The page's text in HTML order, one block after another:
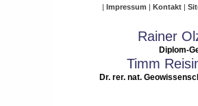
Impressum Kontakt
Rainer
Diplom-
Timm
Dr. rer. nat.